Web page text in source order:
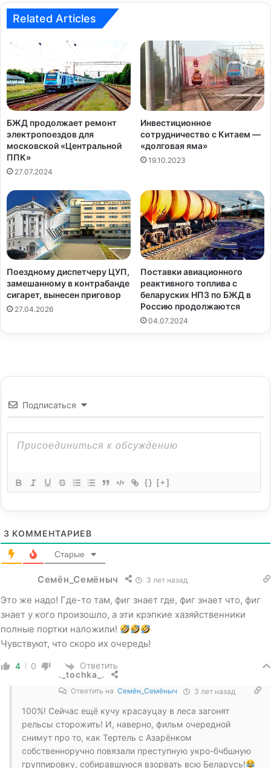
Related Articles
БЖД продолжает ремонт
электропоездов для
московской «Центральной
ППК»
27.07.2024
Инвестиционное
сотрудничество с Китаем —
«долговая яма»
19.10.2023
Поездному диспетчеру ЦУП,
замешанному в контрабанде
сигарет, вынесен приговор
27.04.2026
Поставки авиационного
реактивного топлива с
беларуских НПЗ по БЖД в
Россию продолжаются
04.07.2024
Подписаться
{} [+]
3 КОММЕНТАРИЕВ
Старые
Семён_Семёныч 3 лет назад
Это же надо! Где-то там, фиг знает где, фиг знает что, фиг
знает у кого произошло, а эти крэпкие хазяйственники
полные портки наложили!
Чувствуют, что скоро их очередь!
4 0
Ответить
._tochka_.
Ответить на Семён_Семёныч 3 лет назад
100%! Сейчас ещё кучу красауцау в леса загонят
рельсы сторожить! И, наверно, фильм очередной
снимут про то, как Тертель с Азарёнком
собственноручно повязали преступную укро-бчбшную
группировку, собиравшуюся взорвать всю Беларусь!